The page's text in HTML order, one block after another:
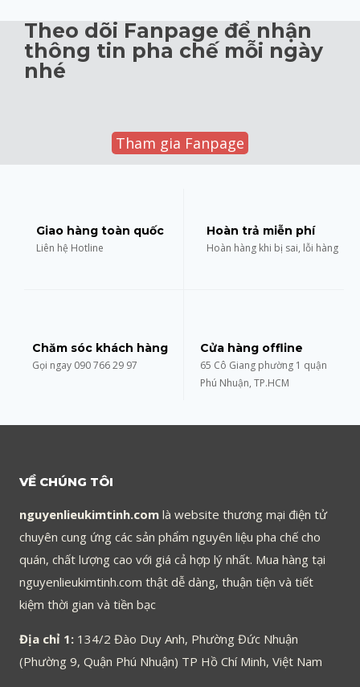
Theo dõi Fanpage để nhận
thông tin pha chế mỗi ngày
nhé
Tham gia Fanpage
Giao hàng toàn quốc
Liên hệ Hotline
Hoàn trả miễn phí
Hoàn hàng khi bị sai, lỗi hàng
Chăm sóc khách hàng
Gọi ngay 090 766 29 97
Cửa hàng offline
65 Cô Giang phường 1 quận
Phú Nhuận, TP.HCM
VỀ CHÚNG TÔI
nguyenlieukimtinh.com là website thương mại điện tử
chuyên cung ứng các sản phẩm nguyên liệu pha chế cho
quán, chất lượng cao với giá cả hợp lý nhất. Mua hàng tại
nguyenlieukimtinh.com thật dễ dàng, thuận tiện và tiết
kiệm thời gian và tiền bạc
Địa chỉ 1: 134/2 Đào Duy Anh, Phường Đức Nhuận
(Phường 9, Quận Phú Nhuận) TP Hồ Chí Minh, Việt Nam